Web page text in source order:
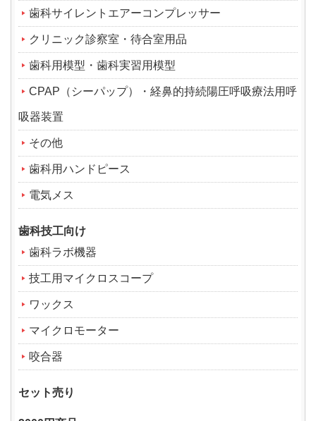
歯科サイレントエアーコンプレッサー
クリニック診察室・待合室用品
歯科用模型・歯科実習用模型
CPAP（シーパップ）・経鼻的持続陽圧呼吸療法用呼
吸器装置
その他
歯科用ハンドピース
電気メス
歯科技工向け
歯科ラボ機器
技工用マイクロスコープ
ワックス
マイクロモーター
咬合器
セット売り